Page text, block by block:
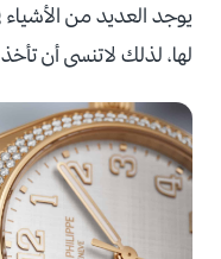
يوجد العديد من
لها، لذلك لاتنسى أن